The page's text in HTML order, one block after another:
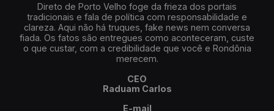
Direto de Porto Velho foge da frieza dos portais
tradicionais e fala de política com responsabilidade e
clareza. Aqui não há truques, fake news nem conversa
fiada. Os fatos são entregues como aconteceram, custe
o que custar, com a credibilidade que você e Rondônia
merecem.
CEO
Raduam Carlos
E-mail